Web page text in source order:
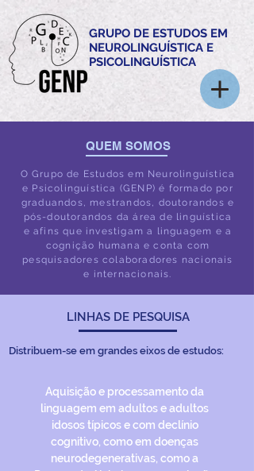
GRUPO DE ESTUDOS EM
NEUROLINGUÍSTICA E
PSICOLINGUÍSTICA
QUEM SOMOS
O Grupo de Estudos em Neurolinguística
e Psicolinguística (GENP)é formado por
graduandos, mestrandos, doutorandos e
pós-doutorandos da área de linguística
e afinsque investigam a linguagem e a
cognição humana e conta com
pesquisadores colaboradores nacionais
e internacionais.
LINHAS DE PESQUISA
Distribuem-se em grandes eixos de estudos:
Aquisição e processamento da
linguagem em adultos e adultos
idosos típicos e com declínio
cognitivo, como em doenças
neurodegenerativas, como a